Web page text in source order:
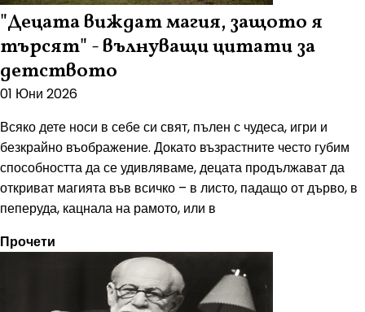
"Децата виждат магия, защото я
търсят" - вълнуващи цитати за
детството
01 Юни 2026
Всяко дете носи в себе си свят, пълен с чудеса, игри и
безкрайно въображение. Докато възрастните често губим
способността да се удивляваме, децата продължават да
откриват магията във всичко – в листо, падащо от дърво, в
пеперуда, кацнала на рамото, или в
Прочети